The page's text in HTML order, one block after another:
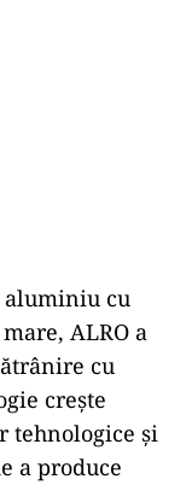
aluminiu cu
ALRO a
cu
crește
tehnologice și
a produce